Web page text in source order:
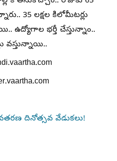
35 లక్షల కిలోమీటర్లు
ఉద్యోగాల భర్తీ చేస్తున్నాం..
వస్తున్నాయి..
దినోత్సవ వేడుకలు!